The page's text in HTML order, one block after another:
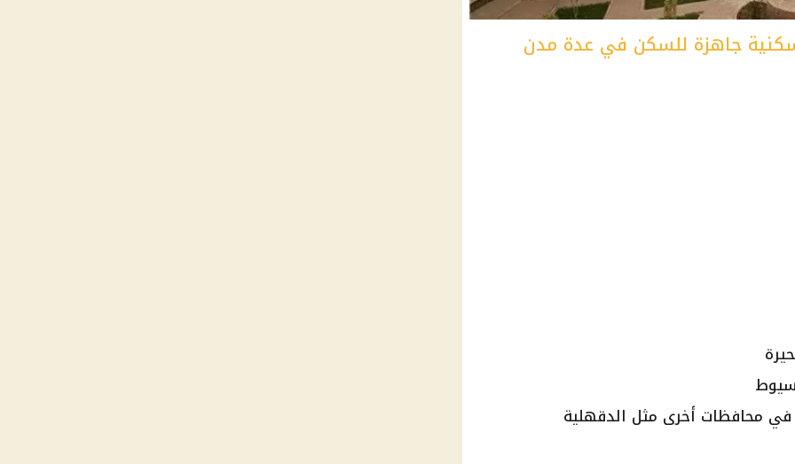
جاهزة للسكن في عدة مدن
محافظات أخرى مثل الدقهلية